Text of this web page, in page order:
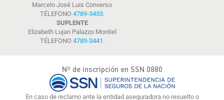
Marcelo José Luis Converso
TÉLEFONO 4789-3433.
SUPLENTE
Elizabeth Lujan Palazzo Montiel
TÉLEFONO 4789-3441 .
Nº de inscripción en SSN 0880
En caso de reclamo ante la entidad aseguradora no resuelto o